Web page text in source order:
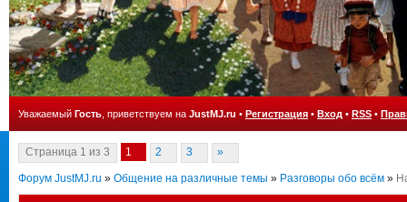
Уважаемый Гость , приветствуем на JustMJ.ru • Регистрация • Вход • RSS •
Страница 1 из 3 1 2 3 »
Форум JustMJ.ru » Общение на различные темы » Разговоры обо всём »